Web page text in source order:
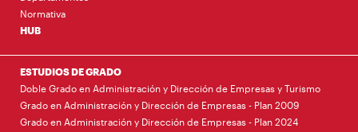
Normativa
HUB
ESTUDIOS DE GRADO
Doble Grado en Administración y Dirección de Empresas y Turismo
Grado en Administración y Dirección de Empresas - Plan 2009
Grado en Administración y Dirección de Empresas - Plan 2024